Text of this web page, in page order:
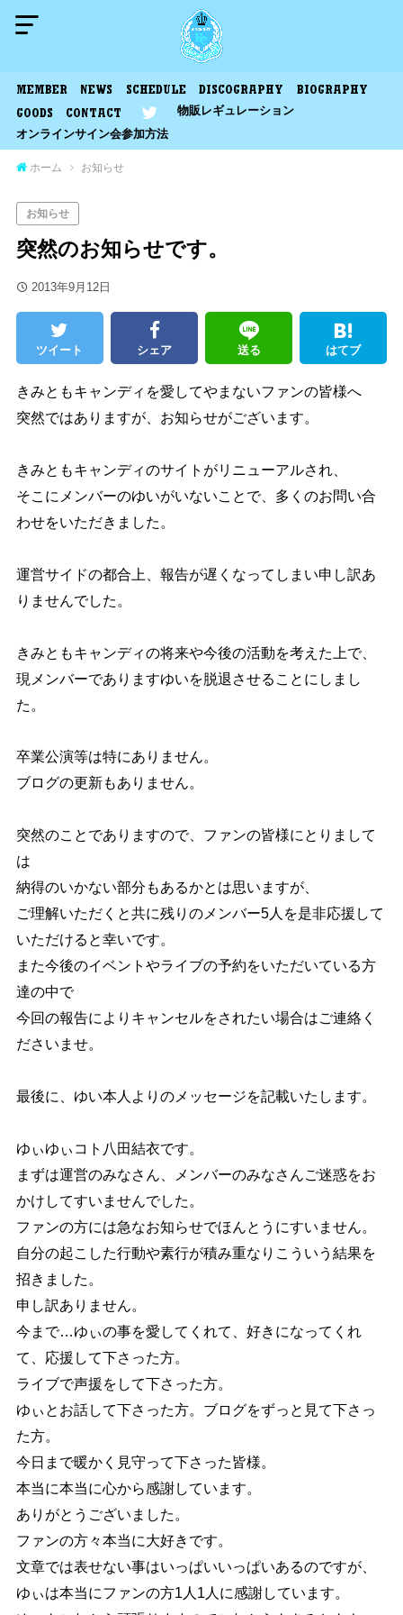
MEMBER NEWS SCHEDULE DISCOGRAPHY
BIOGRAPHY
GOODS
CONTACT
物販レギュレーション
オンラインサイン会参加方法
ホーム お知らせ
お知らせ
突然のお知らせです。
2013年9月12日
ツイート シェア 送る はてブ
きみともキャンディを愛してやまないファンの皆様へ
突然ではありますが、お知らせがございます。
きみともキャンディのサイトがリニューアルされ、
そこにメンバーのゆいがいないことで、多くのお問い合
わせをいただきました。
運営サイドの都合上、報告が遅くなってしまい申し訳あ
りませんでした。
きみともキャンディの将来や今後の活動を考えた上で、
現メンバーでありますゆいを脱退させることにしまし
た。
卒業公演等は特にありません。
ブログの更新もありません。
突然のことでありますので、ファンの皆様にとりまして
は
納得のいかない部分もあるかとは思いますが、
ご理解いただくと共に残りのメンバー5人を是非応援して
いただけると幸いです。
また今後のイベントやライブの予約をいただいている方
達の中で
今回の報告によりキャンセルをされたい場合はご連絡く
ださいませ。
最後に、ゆい本人よりのメッセージを記載いたします。
ゆぃゆぃコト八田結衣です。
まずは運営のみなさん、メンバーのみなさんご迷惑をお
かけしてすいませんでした。
ファンの方には急なお知らせでほんとうにすいません。
自分の起こした行動や素行が積み重なりこういう結果を
招きました。
申し訳ありません。
今まで…ゆぃの事を愛してくれて、好きになってくれ
て、応援して下さった方。
ライブで声援をして下さった方。
ゆぃとお話して下さった方。ブログをずっと見て下さっ
た方。
今日まで暖かく見守って下さった皆様。
本当に本当に心から感謝しています。
ありがとうございました。
ファンの方々本当に大好きです。
文章では表せない事はいっぱいいっぱいあるのですが、
ゆぃは本当にファンの方1人1人に感謝しています。